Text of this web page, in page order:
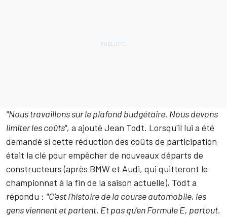
"Nous travaillons sur le plafond budgétaire. Nous devons
limiter les coûts", a ajouté Jean Todt. Lorsqu'il lui a été
demandé si cette réduction des coûts de participation
était la clé pour empêcher de nouveaux départs de
constructeurs (après BMW et Audi, qui quitteront le
championnat à la fin de la saison actuelle), Todt a
répondu : "C'est l'histoire de la course automobile, les
gens viennent et partent. Et pas qu'en Formule E, partout.